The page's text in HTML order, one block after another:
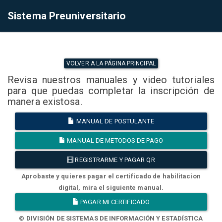
Sistema Preuniversitario
VOLVER A LA PÁGINA PRINCIPAL
Revisa nuestros manuales y video tutoriales
para que puedas completar la inscripción de
manera existosa.
MANUAL DE POSTULANTE
MANUAL DE METODOS DE PAGO
REGISTRARME Y PAGAR QR
Aprobaste y quieres pagar el certificado de habilitacion
digital, mira el siguiente manual.
PAGAR MI CERTIFICADO
© DIVISIÓN DE SISTEMAS DE INFORMACIÓN Y ESTADÍSTICA